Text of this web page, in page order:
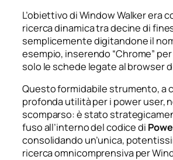
L’obiettivo di Window Walker era
ricerca dinamica tra decine di
semplicemente digitandone il
esempio, inserendo “Chrome”
solo le schede legate al browser
Questo formidabile strumento, a
profonda utilità per i power user,
scomparso: è stato
fuso all’interno del codice di
consolidando un’unica,
ricerca omnicomprensiva per